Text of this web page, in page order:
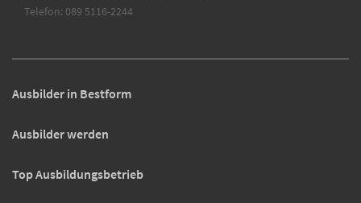
Telefon: 089 5116-2244
Ausbilder in Bestform
Ausbilder werden
Top Ausbildungsbetrieb